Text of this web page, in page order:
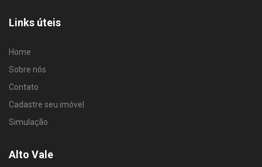
Links úteis
Home
Sobre nós
Contato
Cadastre seu imóvel
Simulação
Alto Vale